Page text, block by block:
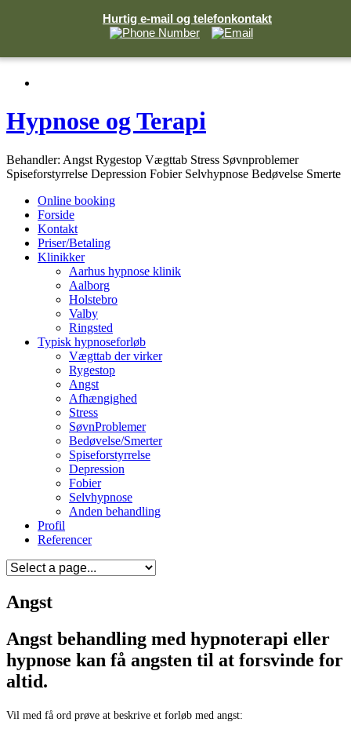
Hurtig e-mail og telefonkontakt
Skip
to
Hypnose og Terapi
Behandler: Angst Rygestop Vægttab Stress Søvnproblemer
Spiseforstyrrelse Depression Fobier Selvhypnose Bedøvelse Smerte
Online booking
Forside
Kontakt
Priser/Betaling
Klinikker
Aarhus hypnose klinik
Aalborg
Holstebro
Valby
Ringsted
Typisk hypnoseforløb
Vægttab der virker
Rygestop
Angst
Afhængighed
Stress
SøvnProblemer
Bedøvelse/Smerter
Spiseforstyrrelse
Depression
Fobier
Selvhypnose
Anden behandling
Profil
Referencer
Angst
Angst behandling​ med hypnoterapi eller
hypnose kan få angsten til at forsvinde for
altid.
Vil med få ord prøve at beskrive et forløb med angst: